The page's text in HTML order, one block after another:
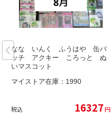
なな いんく ふうはや 缶バ
ッチ アクキー ころっと ぬ
いマスコット
マイストア在庫： 1990
税込 16327円